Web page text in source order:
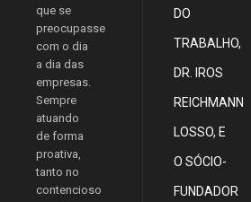
que se
preocupasse
com o dia
a dia das
empresas.
Sempre
atuando
de forma
proativa,
tanto no
contencioso
DO
TRABALHO,
DR. IROS
REICHMANN
LOSSO, E
O SÓCIO-
FUNDADOR